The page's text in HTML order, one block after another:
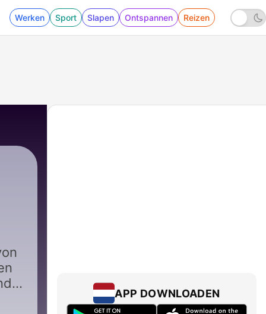
Werken Sport Slapen Ontspannen Reizen
APP DOWNLOADEN